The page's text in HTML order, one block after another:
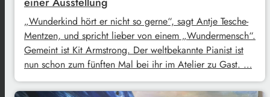
„Wunderkind hört er nicht so gerne“, sagt Antje Tesche-
Mentzen, und spricht lieber von einem „Wundermensch“.
Gemeint ist Kit Armstrong. Der weltbekannte Pianist ist
nun schon zum fünften Mal bei ihr im Atelier zu Gast. …